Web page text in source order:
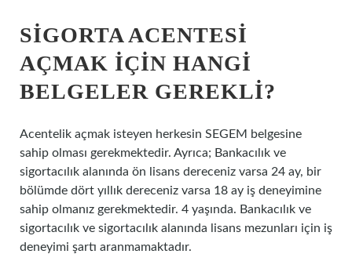
SIGORTA ACENTESI
AÇMAK IÇIN HANGI
BELGELER GEREKLI?
Acentelik açmak isteyen herkesin SEGEM belgesine
sahip olması gerekmektedir. Ayrıca; Bankacılık ve
sigortacılık alanında ön lisans dereceniz varsa 24 ay, bir
bölümde dört yıllık dereceniz varsa 18 ay iş deneyimine
sahip olmanız gerekmektedir. 4 yaşında. Bankacılık ve
sigortacılık ve sigortacılık alanında lisans mezunları için iş
deneyimi şartı aranmamaktadır.